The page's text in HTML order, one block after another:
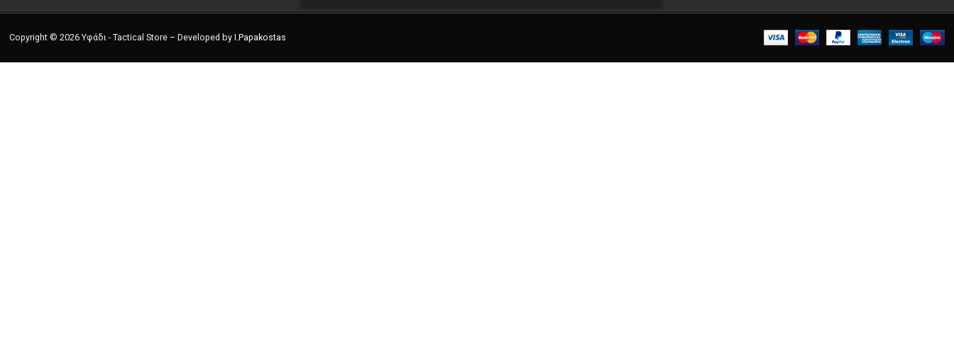
Copyright © 2026 Υφάδι - Tactical Store – Developed by I.Papakostas